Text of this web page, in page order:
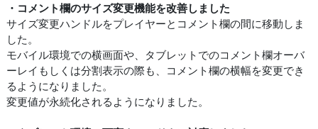
・コメント欄のサイズ変更機能を改善しました
サイズ変更ハンドルをプレイヤーとコメント欄の間に移動しま
した。
モバイル環境での横画面や、タブレットでのコメント欄オーバ
ーレイもしくは分割表示の際も、コメント欄の横幅を変更でき
るようになりました。
変更値が永続化されるようになりました。